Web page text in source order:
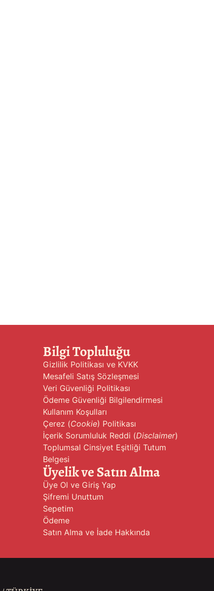
Bilgi Topluluğu
Gizlilik Politikası ve KVKK
Mesafeli Satış Sözleşmesi
Veri Güvenliği Politikası
Ödeme Güvenliği Bilgilendirmesi
Kullanım Koşulları
Çerez (Cookie) Politikası
İçerik Sorumluluk Reddi (Disclaimer)
Toplumsal Cinsiyet Eşitliği Tutum
Belgesi
Üyelik ve Satın Alma
Üye Ol ve Giriş Yap
Şifremi Unuttum
Sepetim
Ödeme
Satın Alma ve İade Hakkında